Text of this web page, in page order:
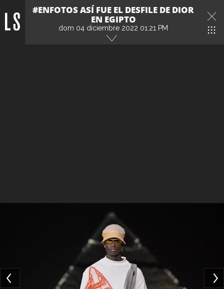
#ENFOTOS ASÍ FUE EL DESFILE DE DIOR
EN EGIPTO
dom 04 diciembre 2022 01:21 PM